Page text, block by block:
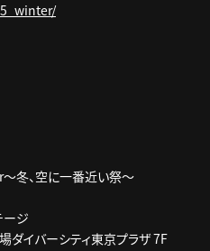
冬、空に一番近い祭～
ージ
イバーシティ東京プラザ 7F